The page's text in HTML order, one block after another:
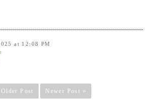
at 12:08 PM
Older Post Newer Post »